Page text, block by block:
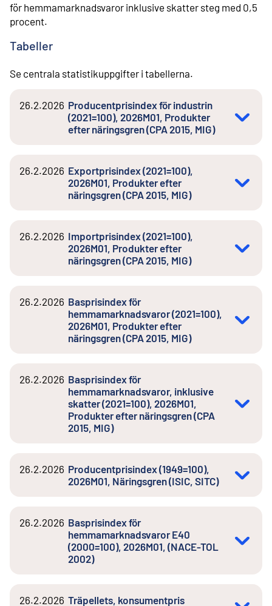
för hemmamarknadsvaror inklusive skatter steg med 0,5
procent.
Tabeller
Se centrala statistikuppgifter i tabellerna.
26.2.2026 Producentprisindex för industrin
(2021=100), 2026M01, Produkter
efter näringsgren (CPA 2015, MIG)
26.2.2026 Exportprisindex (2021=100),
2026M01, Produkter efter
näringsgren (CPA 2015, MIG)
26.2.2026 Importprisindex (2021=100),
2026M01, Produkter efter
näringsgren (CPA 2015, MIG)
26.2.2026 Basprisindex för
hemmamarknadsvaror (2021=100),
2026M01, Produkter efter
näringsgren (CPA 2015, MIG)
26.2.2026 Basprisindex för
hemmamarknadsvaror, inklusive
skatter (2021=100), 2026M01,
Produkter efter näringsgren (CPA
2015, MIG)
26.2.2026 Producentprisindex (1949=100),
2026M01, Näringsgren (ISIC, SITC)
26.2.2026 Basprisindex för
hemmamarknadsvaror E40
(2000=100), 2026M01, (NACE-TOL
2002)
26.2.2026 Träpellets, konsumentpris